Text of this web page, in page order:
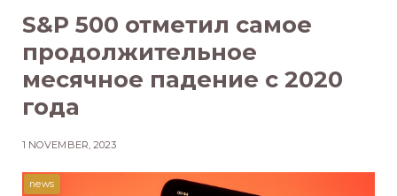
S&P 500 отметил самое
продолжительное
месячное падение с 2020
года
1 NOVEMBER, 2023
news